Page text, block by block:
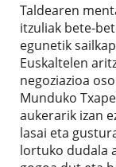
Taldearen
itzuliak bete-
egunetik
Euskaltelen
negoziazioa
Munduko
aukerarik izan
lasai eta
lortuko dudala